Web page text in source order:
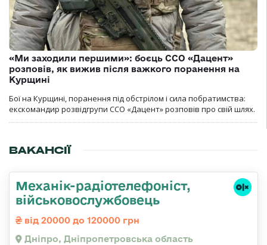
«Ми заходили першими»: боєць ССО «Дацент»
розповів, як вижив після важкого поранення на
Курщині
Бої на Курщині, поранення під обстрілом і сила побратимства:
екскомандир розвідгрупи ССО «Дацент» розповів про свій шлях.
ВАКАНСІЇ
Механік-радіотелефоніст,
військовослужбовець
від 20000 до 120000 грн
Дніпро, Дніпропетровська область